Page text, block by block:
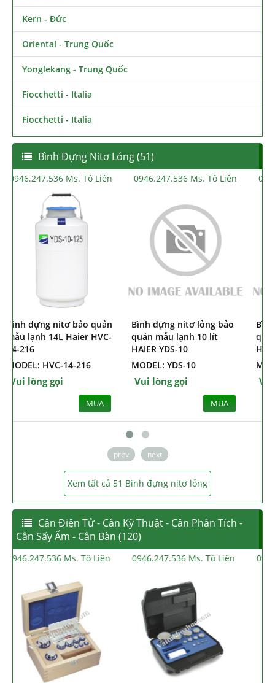
Kern - Đức
Oriental - Trung Quốc
Yonglekang - Trung Quốc
Fiocchetti - Italia
Fiocchetti - Italia
Bình Đựng Nitơ Lỏng (51)
0946.247.536 Ms. Tô Liên
Bình đựng nitơ bảo quản
mẫu lạnh 14L Haier HVC-
14-216
MODEL: HVC-14-216
Vui lòng gọi
MUA
0946.247.536 Ms. Tô Liên
Bình đựng nitơ lỏng bảo
quản mẫu lạnh 10 lít
HAIER YDS-10
MODEL: YDS-10
Vui lòng gọi
MUA
prev next
Xem tất cả 51 Bình đựng nitơ lỏng
Cân Điện Tử - Cân Kỹ Thuật - Cân Phân Tích -
Cân Sấy Ẩm - Cân Bàn (120)
0946.247.536 Ms. Tô Liên 0946.247.536 Ms. Tô Liên